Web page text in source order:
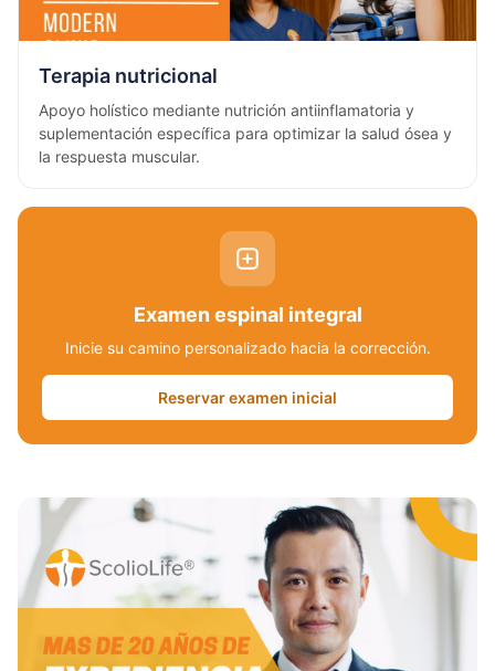
Terapia nutricional
Apoyo holístico mediante nutrición antiinflamatoria y
suplementación específica para optimizar la salud ósea y
la respuesta muscular.
Examen espinal integral
Inicie su camino personalizado hacia la corrección.
Reservar examen inicial